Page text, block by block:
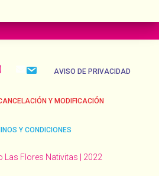
AVISO DE PRIVACIDAD
Y MODIFICACIÓN
Y CONDICIONES
Las Flores Nativitas | 2022